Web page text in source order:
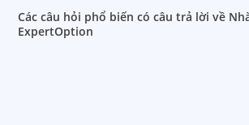
Các câu hỏi phổ biến có câu trả lời về
ExpertOption